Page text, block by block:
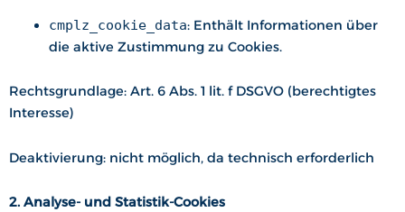
cmplz_cookie_data: Enthält Informationen über
die aktive Zustimmung zu Cookies.
Rechtsgrundlage: Art. 6 Abs. 1 lit. f DSGVO (berechtigtes
Interesse)
Deaktivierung: nicht möglich, da technisch erforderlich
2. Analyse- und Statistik-Cookies